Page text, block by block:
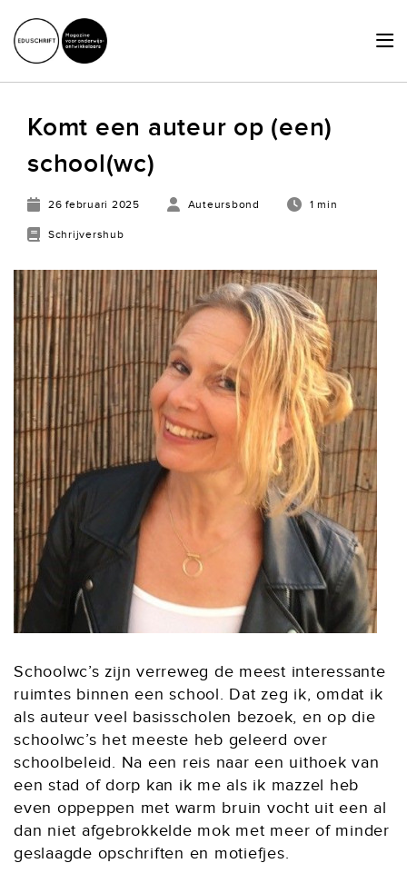
ACTUEEL
SCHRIJVERSHUB
ACHTERGRONDEN
JURIDISCHE ZAKEN
OVER ONS
LID WORDEN
Komt een auteur op (een)
school(wc)
26 februari 2025 Auteursbond 1 min
Schrijvershub
Schoolwc’s zijn verreweg de meest interessante
ruimtes binnen een school. Dat zeg ik, omdat ik
als auteur veel basisscholen bezoek, en op die
schoolwc’s het meeste heb geleerd over
schoolbeleid. Na een reis naar een uithoek van
een stad of dorp kan ik me als ik mazzel heb
even oppeppen met warm bruin vocht uit een al
dan niet afgebrokkelde mok met meer of minder
geslaagde opschriften en motiefjes.